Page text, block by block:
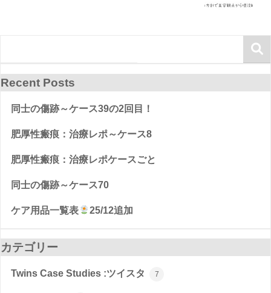
Recent Posts
同士の傷跡～ケース39の2回目！
肥厚性瘢痕：治療レポ～ケース8
肥厚性瘢痕：治療レポケースごと
同士の傷跡～ケース70
ケア用品一覧表 25/12追加
カテゴリー
Twins Case Studies :ツイスタ 7